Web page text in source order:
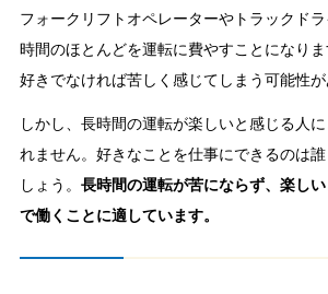
フォークリフトオペレーターやトラックド
時間のほとんどを運転に費やすことになり
好きでなければ苦しく感じてしまう可能性が
しかし、長時間の運転が楽しいと感じる人
れません。好きなことを仕事にできるのは
しょう。 長時間の運転が苦にならず、楽し
で働くことに適しています。